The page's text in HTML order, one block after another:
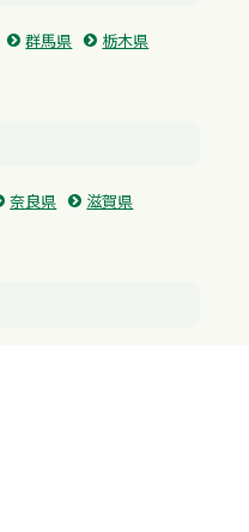
群馬県
栃木県
奈良県
滋賀県